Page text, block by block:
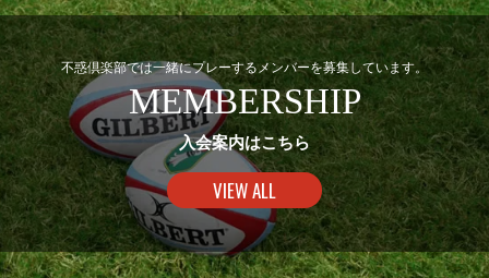
不惑倶楽部では一緒にプレーするメンバーを募集しています。
MEMBERSHIP
入会案内はこちら
VIEW ALL